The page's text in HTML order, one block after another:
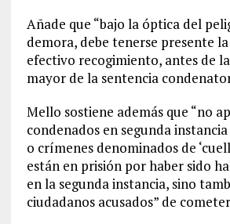
Añade que “bajo la óptica del
demora, debe tenerse presente
efectivo recogimiento, antes de
mayor de la sentencia
Mello sostiene además que “no
condenados en segunda
o crímenes denominados de
están en prisión por haber sido
en la segunda instancia, sino
ciudadanos acusados” de